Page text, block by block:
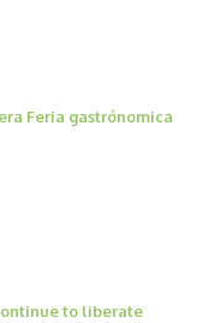
Feria gastrónomica
to liberate